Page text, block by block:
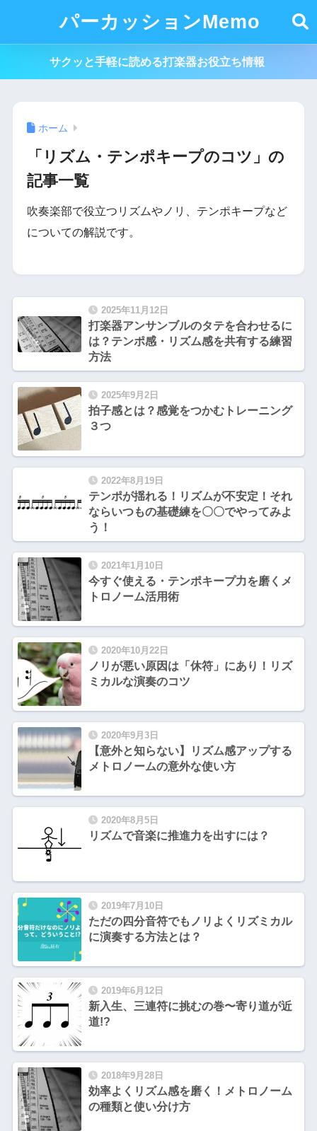
パーカッションMemo
サクッと手軽に読める打楽器お役立ち情報
ホーム
「リズム・テンポキープのコツ」の
記事一覧
吹奏楽部で役立つリズムやノリ、テンポキープなど
についての解説です。
2025年11月12日
打楽器アンサンブルのタテを合わせるに
は？テンポ感・リズム感を共有する練習
方法
2025年9月2日
拍子感とは？感覚をつかむトレーニング
３つ
2022年8月19日
テンポが揺れる！リズムが不安定！それ
ならいつもの基礎練を〇〇でやってみよ
う！
2021年1月10日
今すぐ使える・テンポキープ力を磨くメ
トロノーム活用術
2020年10月22日
ノリが悪い原因は「休符」にあり！リズ
ミカルな演奏のコツ
2020年9月3日
【意外と知らない】リズム感アップする
メトロノームの意外な使い方
2020年8月5日
リズムで音楽に推進力を出すには？
2019年7月10日
ただの四分音符でもノリよくリズミカル
に演奏する方法とは？
2019年6月12日
新入生、三連符に挑むの巻〜寄り道が近
道!?
2018年9月28日
効率よくリズム感を磨く！メトロノーム
の種類と使い分け方